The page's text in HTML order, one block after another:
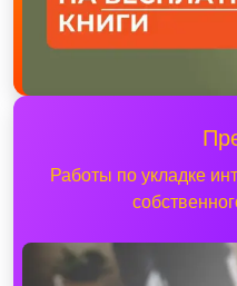
Работы по укладке